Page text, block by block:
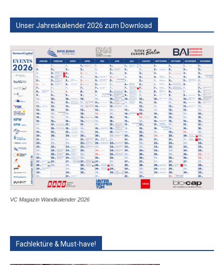
Unser Jahreskalender 2026 zum Download
VC Magazin Wandkalender 2026
Fachlektüre & Must-have!